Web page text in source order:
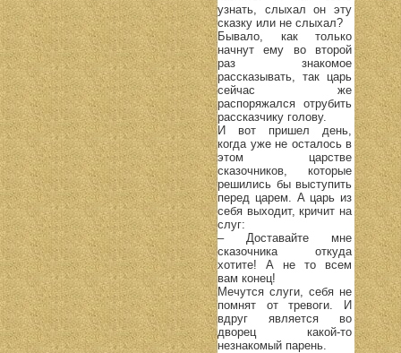
узнать, слыхал он эту
сказку или не слыхал?
Бывало, как только
начнут ему во второй
раз знакомое
рассказывать, так царь
сейчас же
распоряжался отрубить
рассказчику голову.
И вот пришел день,
когда уже не осталось в
этом царстве
сказочников, которые
решились бы выступить
перед царем. А царь из
себя выходит, кричит на
слуг:
– Доставайте мне
сказочника откуда
хотите! А не то всем
вам конец!
Мечутся слуги, себя не
помнят от тревоги. И
вдруг является во
дворец какой-то
незнакомый парень.